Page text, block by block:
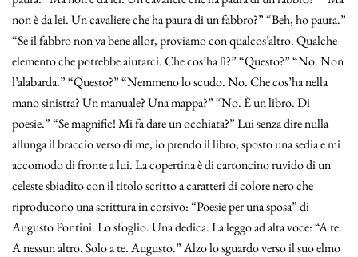
non è da lei. Un cavaliere che ha paura di un fabbro?” “Beh, ho paura.”
“Se il fabbro non va bene allor, proviamo con qualcos’altro. Qualche
elemento che potrebbe aiutarci. Che cos’ha lì?” “Questo?” “No. Non
l’alabarda.” “Questo?” “Nemmeno lo scudo. No. Che cos’ha nella
mano sinistra? Un manuale? Una mappa?” “No. È un libro. Di
poesie.” “Se magnific! Mi fa dare un occhiata?” Lui senza dire nulla
allunga il braccio verso di me, io prendo il libro, sposto una sedia e mi
accomodo di fronte a lui. La copertina è di cartoncino ruvido di un
celeste sbiadito con il titolo scritto a caratteri di colore nero che
riproducono una scrittura in corsivo: “Poesie per una sposa” di
Augusto Pontini. Lo sfoglio. Una dedica. La leggo ad alta voce: “A te.
A nessun altro. Solo a te. Augusto.” Alzo lo sguardo verso il suo elmo